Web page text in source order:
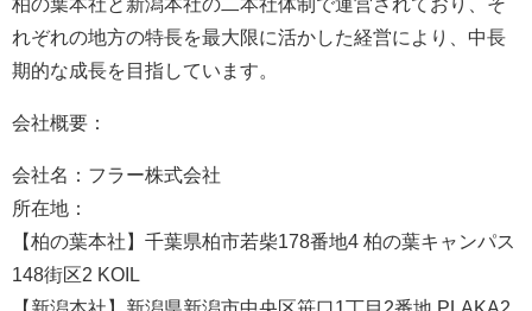
れぞれの地方の特長を最大限に活かした経営により、中長
期的な成長を目指しています。
会社概要：
会社名：フラー株式会社
所在地：
【柏の葉本社】千葉県柏市若柴178番地4 柏の葉キャンパス
148街区2 KOIL